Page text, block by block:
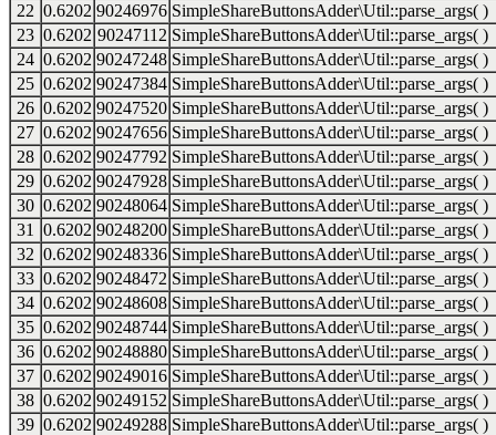
22 0.6202 90246976 SimpleShareButtonsAdder\Util::parse_args( )
23 0.6202 90247112 SimpleShareButtonsAdder\Util::parse_args( )
24 0.6202 90247248 SimpleShareButtonsAdder\Util::parse_args( )
25 0.6202 90247384 SimpleShareButtonsAdder\Util::parse_args( )
26 0.6202 90247520 SimpleShareButtonsAdder\Util::parse_args( )
27 0.6202 90247656 SimpleShareButtonsAdder\Util::parse_args( )
28 0.6202 90247792 SimpleShareButtonsAdder\Util::parse_args( )
29 0.6202 90247928 SimpleShareButtonsAdder\Util::parse_args( )
30 0.6202 90248064 SimpleShareButtonsAdder\Util::parse_args( )
31
0.6202 90248200 SimpleShareButtonsAdder\Util::parse_args( )
32 0.6202 90248336 SimpleShareButtonsAdder\Util::parse_args( )
33 0.6202 90248472 SimpleShareButtonsAdder\Util::parse_args( )
34 0.6202 90248608 SimpleShareButtonsAdder\Util::parse_args( )
35 0.6202 90248744 SimpleShareButtonsAdder\Util::parse_args( )
36 0.6202 90248880 SimpleShareButtonsAdder\Util::parse_args( )
37 0.6202 90249016 SimpleShareButtonsAdder\Util::parse_args( )
38 0.6202 90249152 SimpleShareButtonsAdder\Util::parse_args( )
39 0.6202 90249288 SimpleShareButtonsAdder\Util::parse_args( )